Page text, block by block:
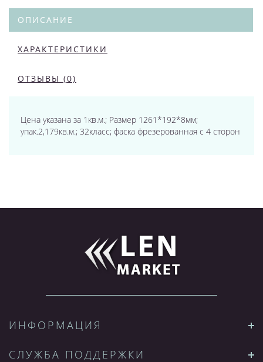
ОПИСАНИЕ
ХАРАКТЕРИСТИКИ
ОТЗЫВЫ (0)
Цена указана за 1кв.м.; Размер 1261*192*8мм;
упак.2,179кв.м.; 32класс; фаска фрезерованная с 4 сторон
ИНФОРМАЦИЯ
СЛУЖБА ПОДДЕРЖКИ